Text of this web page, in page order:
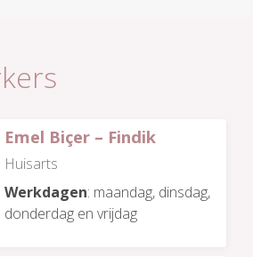
Emel Biçer – Findik
Huisarts
Werkdagen: maandag, dinsdag,
donderdag en vrijdag